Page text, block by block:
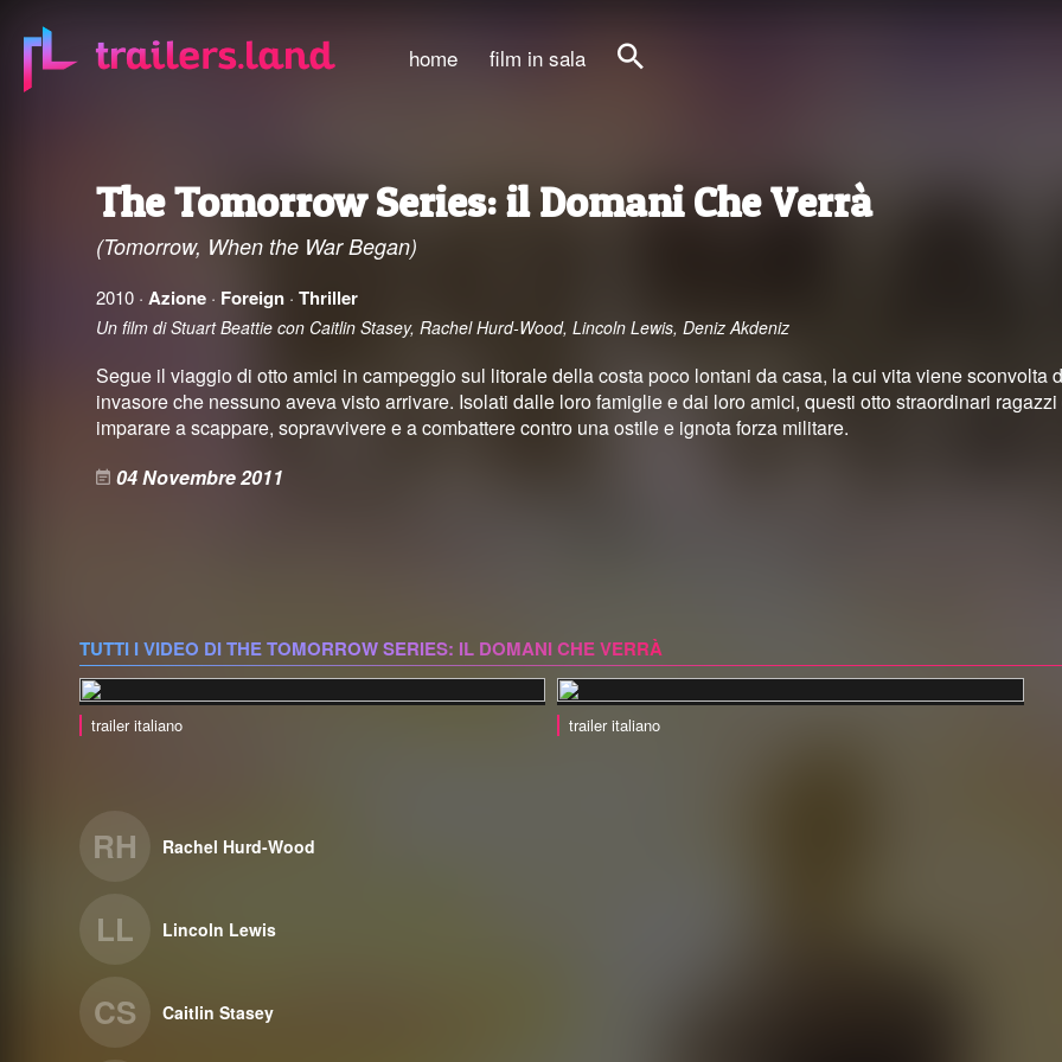
home film in sala
The Tomorrow Series: il Domani Che Verrà
(Tomorrow, When the War Began)
2010 · Azione· Foreign· Thriller
Un film di Stuart Beattie con Caitlin Stasey, Rachel Hurd-Wood, Lincoln Lewis, Deniz Akdeniz
Segue il viaggio di otto amici in campeggio sul litorale della costa poco lontani da casa, la cui vita viene sconvolta
invasore che nessuno aveva visto arrivare. Isolati dalle loro famiglie e dai loro amici, questi otto straordinari
imparare a scappare, sopravvivere e a combattere contro una ostile e ignota forza militare.
04 Novembre 2011
TUTTI I VIDEO DI THE TOMORROW SERIES: IL DOMANI CHE VERRÀ
trailer italiano trailer italiano
RH Rachel Hurd-Wood
LL Lincoln Lewis
CS Caitlin Stasey